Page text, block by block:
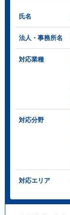
氏名
法人・事務所名
対応業種
対応分野
対応エリア